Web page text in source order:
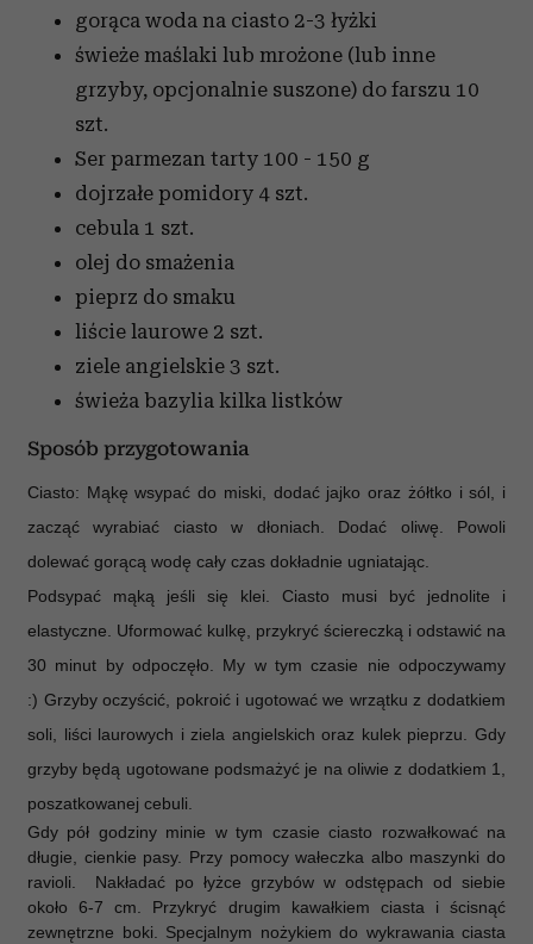
gorąca woda na ciasto 2-3 łyżki
świeże maślaki lub mrożone (lub inne
grzyby, opcjonalnie suszone) do farszu 10
szt.
Ser parmezan tarty 100 - 150 g
dojrzałe pomidory 4 szt.
cebula 1 szt.
olej do smażenia
pieprz do smaku
liście laurowe 2 szt.
ziele angielskie 3 szt.
świeża bazylia kilka listków
Sposób przygotowania
Ciasto: Mąkę wsypać do miski, dodać jajko oraz żółtko i sól, i
zacząć wyrabiać ciasto w dłoniach. Dodać oliwę. Powoli
dolewać gorącą wodę cały czas dokładnie ugniatając.
Podsypać mąką jeśli się klei. Ciasto musi być jednolite i
elastyczne. Uformować kulkę, przykryć ściereczką i odstawić na
30 minut by odpoczęło. My w tym czasie nie odpoczywamy
:) Grzyby oczyścić, pokroić i ugotować we wrzątku z dodatkiem
soli, liści laurowych i ziela angielskich oraz kulek pieprzu. Gdy
grzyby będą ugotowane podsmażyć je na oliwie z dodatkiem 1,
poszatkowanej cebuli.
Gdy pół godziny minie w tym czasie ciasto rozwałkować na
długie, cienkie pasy. Przy pomocy wałeczka albo maszynki do
ravioli. Nakładać po łyżce grzybów w odstępach od siebie
około 6-7 cm. Przykryć drugim kawałkiem ciasta i ścisnąć
zewnętrzne boki. Specjalnym nożykiem do wykrawania ciasta